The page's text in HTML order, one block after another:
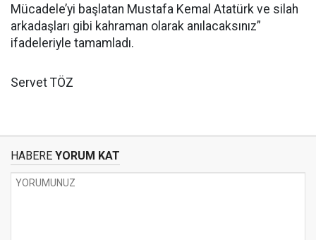
Mücadele’yi başlatan Mustafa Kemal Atatürk ve silah
arkadaşları gibi kahraman olarak anılacaksınız”
ifadeleriyle tamamladı.
Servet TÖZ
HABERE YORUM KAT